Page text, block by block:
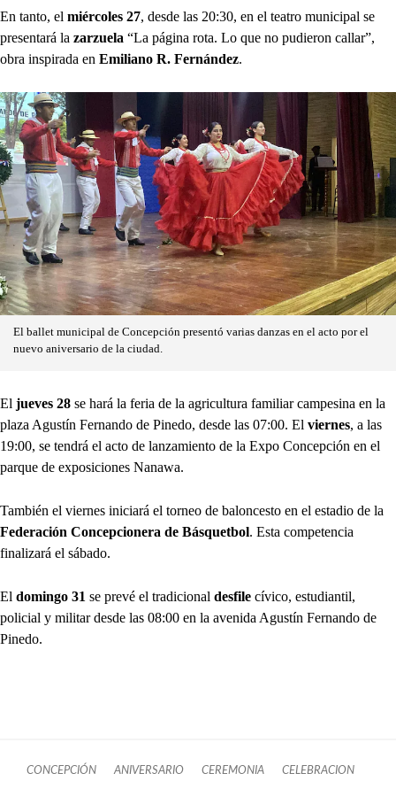
En tanto, el miércoles 27, desde las 20:30, en el teatro municipal se
presentará la zarzuela “La página rota. Lo que no pudieron callar”,
obra inspirada en Emiliano R. Fernández.
El ballet municipal de Concepción presentó varias danzas en el acto por el
nuevo aniversario de la ciudad.
El jueves 28 se hará la feria de la agricultura familiar campesina en la
plaza Agustín Fernando de Pinedo, desde las 07:00. El viernes, a las
19:00, se tendrá el acto de lanzamiento de la Expo Concepción en el
parque de exposiciones Nanawa.
También el viernes iniciará el torneo de baloncesto en el estadio de la
Federación Concepcionera de Básquetbol. Esta competencia
finalizará el sábado.
El domingo 31 se prevé el tradicional desfile cívico, estudiantil,
policial y militar desde las 08:00 en la avenida Agustín Fernando de
Pinedo.
CONCEPCIÓN ANIVERSARIO CEREMONIA CELEBRACION